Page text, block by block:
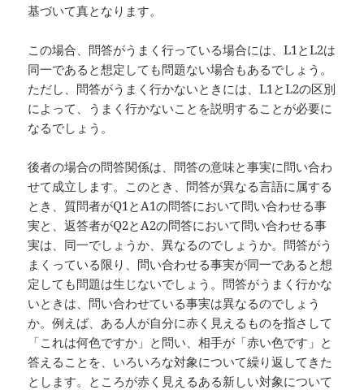
基づいて真となります。
この場合、問答がうまく行っている場合には、L1とL2は
同一であると想定しても問題ない場合もあるでしょう。
ただし、問答がうまく行かないときには、L1とL2の区別
によって、うまく行かないことを説明することが必要に
なるでしょう。
後者の場合の問答関係は、問答の意味と事実に問い合わ
せて成立します。このとき、問答が異なる言語に属する
とき、質問者がQ1とA1の問答において問い合わせる事
実と、返答者がQ2とA2の問答において問い合わせる事
実は、同一でしょうか、異なるのでしょうか。問答がう
まくっている限り、問い合わせる事実が同一であると想
定しても問題は生じないでしょう。問答がうまく行かな
いときは、問い合わせている事実は異なるのでしょう
か。例えば、ある人が自分に赤く見えるものを指さして
「これは何色ですか」と問い、相手が「赤い色です」と
答えることを、いろいろな対象について繰り返してきた
とします。ところが赤く見えるある新しい対象について